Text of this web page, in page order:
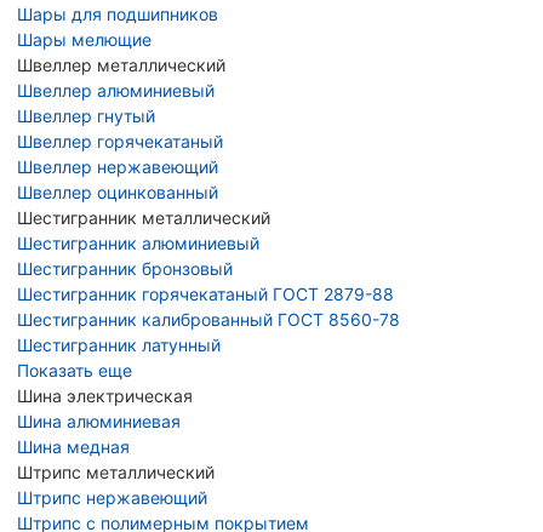
Шары для подшипников
Шары мелющие
Швеллер металлический
Швеллер алюминиевый
Швеллер гнутый
Швеллер горячекатаный
Швеллер нержавеющий
Швеллер оцинкованный
Шестигранник металлический
Шестигранник алюминиевый
Шестигранник бронзовый
Шестигранник горячекатаный ГОСТ 2879-88
Шестигранник калиброванный ГОСТ 8560-78
Шестигранник латунный
Показать еще
Шина электрическая
Шина алюминиевая
Шина медная
Штрипс металлический
Штрипс нержавеющий
Штрипс с полимерным покрытием